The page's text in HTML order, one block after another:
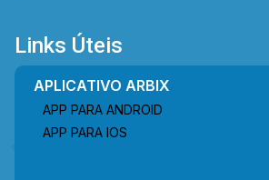
Links Úteis
APLICATIVO ARBIX
APP PARA ANDROID
APP PARA IOS